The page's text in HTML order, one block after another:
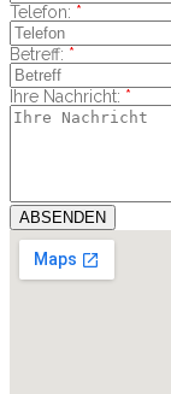
Telefon: *
Betreff: *
Ihre Nachricht: *